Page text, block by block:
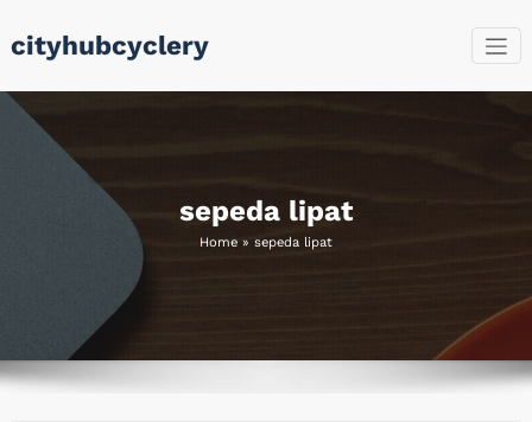
content
cityhubcyclery
sepeda lipat
Home » sepeda lipat